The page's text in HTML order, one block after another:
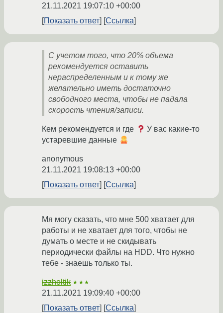
21.11.2021 19:07:10 +00:00
Показать ответ
Ссылка
С учетом того, что 20% объема
рекомендуется оставить
нераспределенным и к тому же
желательно иметь достаточно
свободного места, чтобы не падала
скорость чтения/записи.
Кем рекомендуется и где
У вас какие-то
устаревшие данные
anonymous
21.11.2021 19:08:13 +00:00
Показать ответ
Ссылка
Мя могу сказать, что мне 500 хватает для
работы и не хватает для того, чтобы не
думать о месте и не скидывать
периодически файлы на HDD. Что нужно
тебе - знаешь только ты.
izzholtik ★★★
21.11.2021 19:09:40 +00:00
Показать ответ
Ссылка